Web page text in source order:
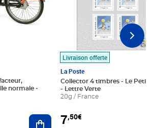
Ajouter au panier
Livraison offerte
La Poste
Collector 4 timbres - Le Petit
- Lettre Verte
20g / France
7,50€